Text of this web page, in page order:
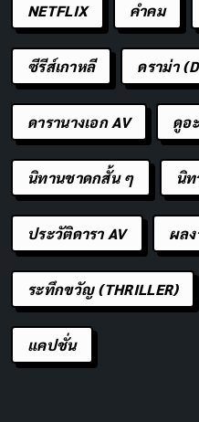
NETFLIX คำคม
ซีรีส์เกาหลี ดราม่า
ดารานางเอก AV ดูอ
นิทานชาดกสั้น ๆ นิท
ประวัติดารา AV ผลง
ระทึกขวัญ (THRILLER)
แคปชั่น